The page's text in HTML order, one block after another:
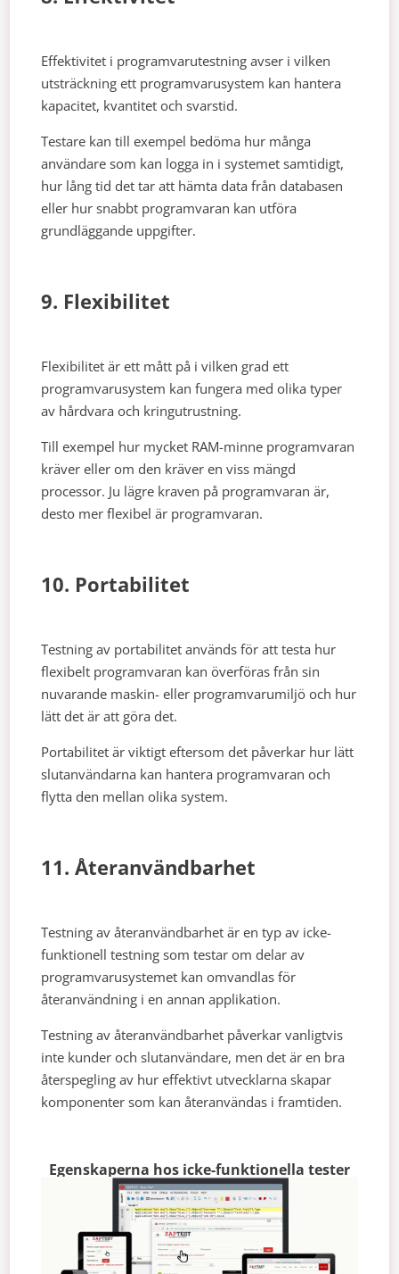
Effektivitet i programvarutestning avser i vilken
utsträckning ett programvarusystem kan hantera
kapacitet, kvantitet och svarstid.
Testare kan till exempel bedöma hur många
användare som kan logga in i systemet samtidigt,
hur lång tid det tar att hämta data från databasen
eller hur snabbt programvaran kan utföra
grundläggande uppgifter.
9. Flexibilitet
Flexibilitet är ett mått på i vilken grad ett
programvarusystem kan fungera med olika typer
av hårdvara och kringutrustning.
Till exempel hur mycket RAM-minne programvaran
kräver eller om den kräver en viss mängd
processor. Ju lägre kraven på programvaran är,
desto mer flexibel är programvaran.
10. Portabilitet
Testning av portabilitet används för att testa hur
flexibelt programvaran kan överföras från sin
nuvarande maskin- eller programvarumiljö och hur
lätt det är att göra det.
Portabilitet är viktigt eftersom det påverkar hur lätt
slutanvändarna kan hantera programvaran och
flytta den mellan olika system.
11. Återanvändbarhet
Testning av återanvändbarhet är en typ av icke-
funktionell testning som testar om delar av
programvarusystemet kan omvandlas för
återanvändning i en annan applikation.
Testning av återanvändbarhet påverkar vanligtvis
inte kunder och slutanvändare, men det är en bra
återspegling av hur effektivt utvecklarna skapar
komponenter som kan återanvändas i framtiden.
Egenskaperna hos icke-funktionella tester